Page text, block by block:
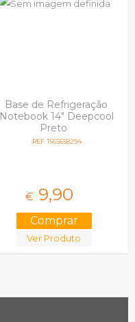
Base de Refrigeração
Notebook 14" Deepcool
Preto
REF: 1565658294
€ 9,90
Ver Produto